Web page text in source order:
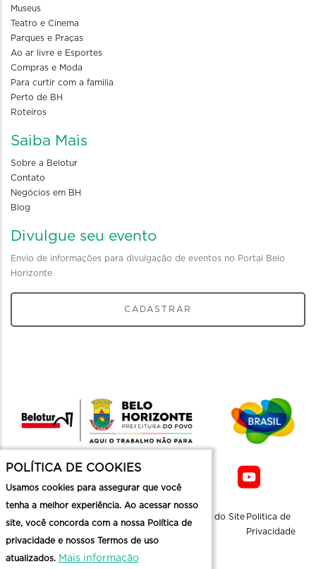
Museus
Teatro e Cinema
Parques e Praças
Ao ar livre e Esportes
Compras e Moda
Para curtir com a familia
Perto de BH
Roteiros
Saiba Mais
Sobre a Belotur
Contato
Negócios em BH
Blog
Divulgue seu evento
Envio de informações para divulgação de eventos no Portal Belo
Horizonte
CADASTRAR
Mapa do Site Politica de
Privacidade
POLÍTICA DE COOKIES
Usamos cookies para assegurar que você
tenha a melhor experiência. Ao acessar nosso
site, você concorda com a nossa Política de
privacidade e nossos Termos de uso
atualizados. Mais informação